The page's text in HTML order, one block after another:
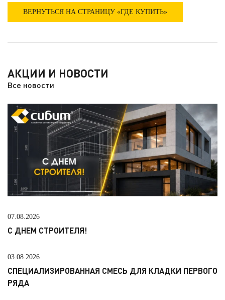
ВЕРНУТЬСЯ НА СТРАНИЦУ «ГДЕ КУПИТЬ»
АКЦИИ И НОВОСТИ
Все новости
07.08.2026
С ДНЕМ СТРОИТЕЛЯ!
03.08.2026
СПЕЦИАЛИЗИРОВАННАЯ СМЕСЬ ДЛЯ КЛАДКИ ПЕРВОГО
РЯДА